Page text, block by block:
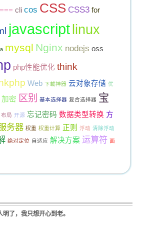
=== cli cos CSS CSS3 for
javascript linux
mysql Nginx nodejs oss
php性能优化 think
Web 下载神器 云对象存储 优
加密 区别 基本选择器 复合选择器 宝
布局 开源 忘记密码 数据类型转换 方
务器 权重 权重计算 正则 浮动 清除浮动
绝对定位 自适应 解决方案 运算符 面
了，我只想开心到老。